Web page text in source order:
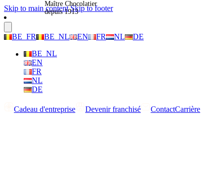
Skip to main content Skip to footer
BE_FR BE_NL EN FR NL
DE
BE_NL
EN
FR
NL
DE
Cadeau d'entreprise Devenir franchisé ContactCarrière
Maître Chocolatier
depuis 1913